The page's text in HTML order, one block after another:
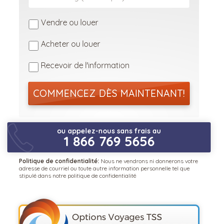
Vendre ou louer
Acheter ou louer
Recevoir de l'information
COMMENCEZ DÈS MAINTENANT!
ou appelez-nous sans frais au
1 866 769 5656
Politique de confidentialité: Nous ne vendrons ni donnerons votre
adresse de courriel ou toute autre information personnelle tel que
stipulé dans notre politique de confidentialité